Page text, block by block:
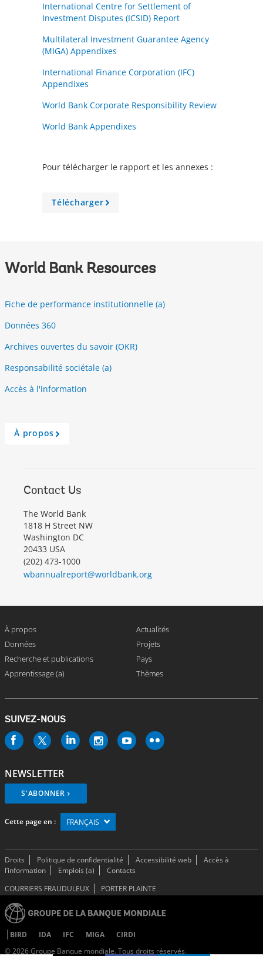
International Centre for Settlement of
Investment Disputes (ICSID) Report
Multilateral Investment Guarantee Agency
(MIGA) Appendixes
International Finance Corporation (IFC)
Appendixes
World Bank Corporate Responsibility Review
World Bank Appendixes
Pour télécharger le rapport et les annexes :
Télécharger
A
World Bank Resources
Fiche de performance institutionnelle (a)
Données 360
Archives ouvertes du savoir (OKR)
Responsabilité sociétale (a)
Accès à l'information
À propos
Contact Us
The World Bank
1818 H Street NW
Washington DC
20433 USA
(202) 473-1000
wbannualreport@worldbank.org
À propos
Données
Recherche et publications
Apprentissage (a)
Actualités
Projets
Pays
Thèmes
SUIVEZ-NOUS
NEWSLETTER
S'ABONNER
Cette page en : FRANÇAIS
Droits Politique de confidentialité Accessibilité web
Accès à
l’information
Emplois (a)
Contacts
COURRIERS FRAUDULEUX
PORTER PLAINTE
BIRD IDA IFC MIGA
CIRDI
©2026 Groupe Banque mondiale. Tous droits réservés.